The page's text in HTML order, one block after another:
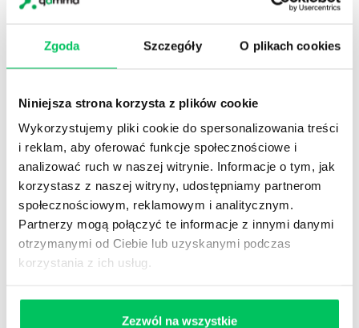
Zgoda Szczegóły O plikach cookies
Niniejsza strona korzysta z plików cookie
Wykorzystujemy pliki cookie do spersonalizowania treści
i reklam, aby oferować funkcje społecznościowe i
analizować ruch w naszej witrynie. Informacje o tym, jak
korzystasz z naszej witryny, udostępniamy partnerom
społecznościowym, reklamowym i analitycznym.
Partnerzy mogą połączyć te informacje z innymi danymi
otrzymanymi od Ciebie lub uzyskanymi podczas
korzystania z ich usług.
Zezwól na wszystkie
Nowy użytkownik?
Zarejestruj się
Zobacz co znajdzieszw
wikiGamma+